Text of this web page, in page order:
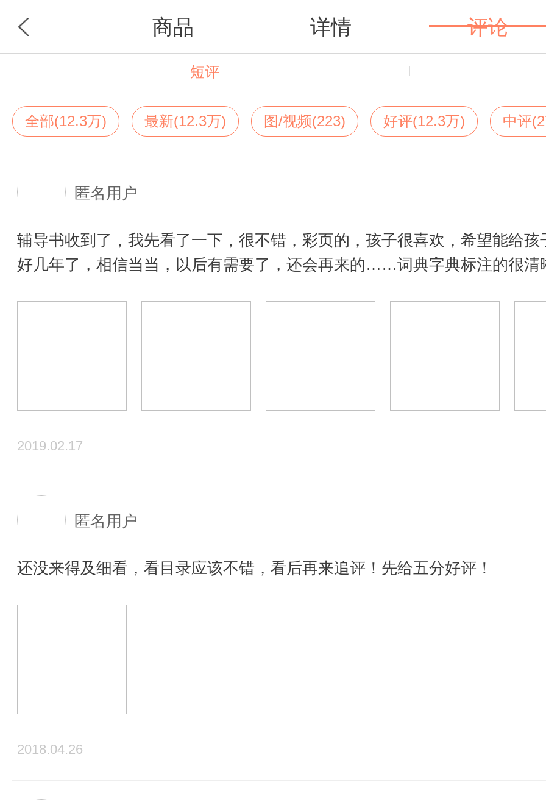
商品 详情 评论
短评
全部(12.3万) 最新(12.3万) 图/视频(223) 好评(12.3万) 中评
匿名用户
辅导书收到了，我先看了一下，很不错，彩页的，孩子很喜欢，希望能给
好几年了，相信当当，以后有需要了，还会再来的……词典字典标注的很
2019.02.17
匿名用户
还没来得及细看，看目录应该不错，看后再来追评！先给五分好评！
2018.04.26